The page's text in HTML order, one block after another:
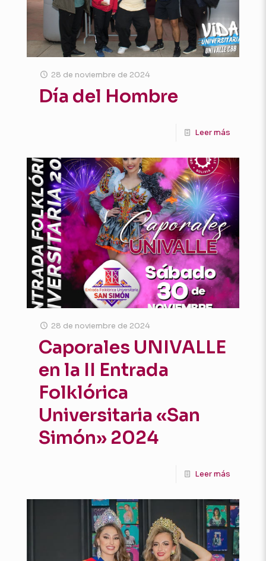
28 de noviembre de 2024
Día del Hombre
Leer más
28 de noviembre de 2024
Caporales UNIVALLE
en la II Entrada
Folklórica
Universitaria «San
Simón» 2024
Leer más